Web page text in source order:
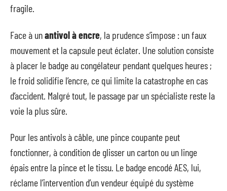
fragile.
Face à unantivol à encre, la prudence s’impose : un faux
mouvement et la capsule peut éclater. Une solution consiste
à placer le badge au congélateur pendant quelques heures ;
le froid solidifie l’encre, ce qui limite la catastrophe en cas
d’accident. Malgré tout, le passage par un spécialiste reste la
voie la plus sûre.
Pour les antivols à câble, une pince coupante peut
fonctionner, à condition de glisser un carton ou un linge
épais entre la pince et le tissu. Le badge encodé AES, lui,
réclame l’intervention d’un vendeur équipé du système